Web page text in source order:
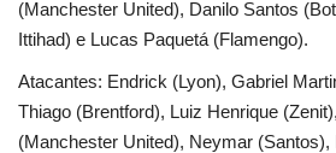
(Manchester United), Danilo Santos
Ittihad) e Lucas Paquetá (Flamengo).
Atacantes: Endrick (Lyon), Gabriel
Thiago (Brentford), Luiz Henrique
(Manchester United), Neymar (Santos),